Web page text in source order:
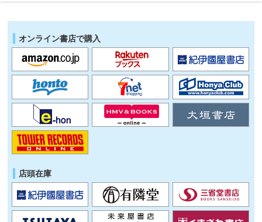
オンライン書店で購入
店頭在庫